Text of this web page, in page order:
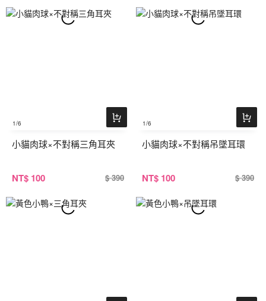
1/6
小貓肉球×不對稱三角耳夾
NT$ 100 $ 390
1/6
小貓肉球×不對稱吊墜耳環
NT$ 100 $ 390